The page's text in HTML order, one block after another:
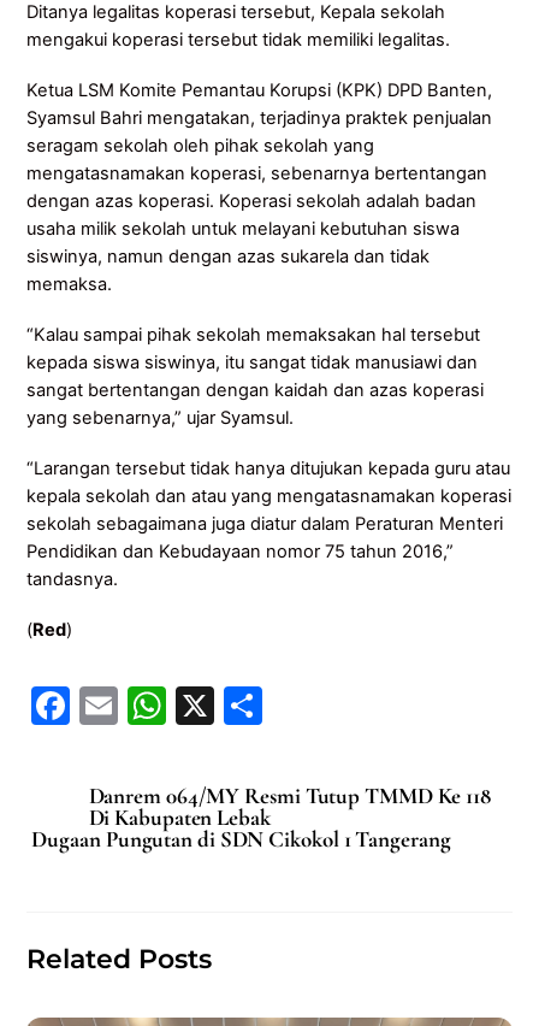
Ditanya legalitas koperasi tersebut, Kepala sekolah
mengakui koperasi tersebut tidak memiliki legalitas.
Ketua LSM Komite Pemantau Korupsi (KPK) DPD Banten,
Syamsul Bahri mengatakan, terjadinya praktek penjualan
seragam sekolah oleh pihak sekolah yang
mengatasnamakan koperasi, sebenarnya bertentangan
dengan azas koperasi. Koperasi sekolah adalah badan
usaha milik sekolah untuk melayani kebutuhan siswa
siswinya, namun dengan azas sukarela dan tidak
memaksa.
“Kalau sampai pihak sekolah memaksakan hal tersebut
kepada siswa siswinya, itu sangat tidak manusiawi dan
sangat bertentangan dengan kaidah dan azas koperasi
yang sebenarnya,” ujar Syamsul.
“Larangan tersebut tidak hanya ditujukan kepada guru atau
kepala sekolah dan atau yang mengatasnamakan koperasi
sekolah sebagaimana juga diatur dalam Peraturan Menteri
Pendidikan dan Kebudayaan nomor 75 tahun 2016,”
tandasnya.
(Red)
F
c
e
b
k
E
ai
l
W
at
s
A
X
ar
e
Danrem 064/MY Resmi Tutup TMMD Ke 118
Di Kabupaten Lebak
Dugaan Pungutan di SDN Cikokol 1 Tangerang
Related Posts